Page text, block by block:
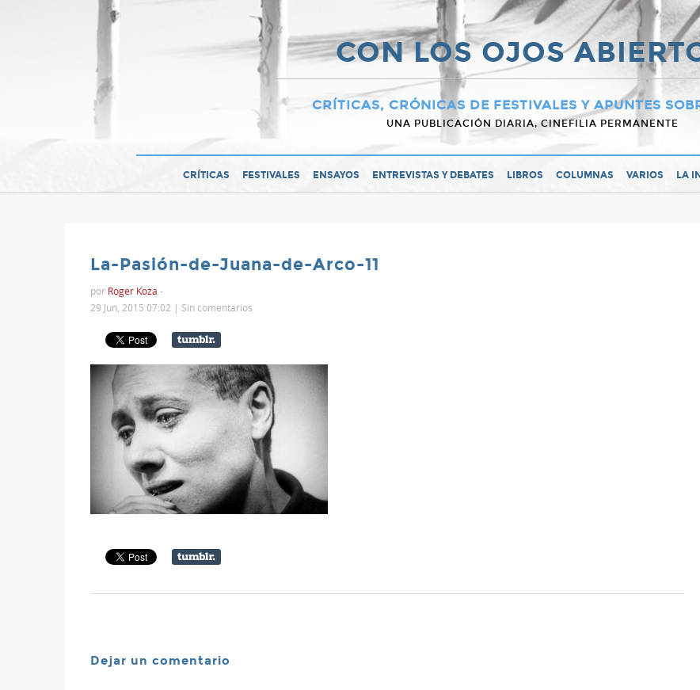
CON LOS OJOS
CRÍTICAS, CRÓNICAS DE FESTIVALES Y APUNTES
UNA PUBLICACIÓN DIARIA, CINEFILIA PERMANENTE
CRÍTICAS FESTIVALES ENSAYOS ENTREVISTAS Y DEBATES LIBROS COLUMNAS VARIOS LA
La-Pasión-de-Juana-de-Arco-11
por Roger Koza -
29 Jun, 2015 07:02 | Sin comentarios
Dejar un comentario